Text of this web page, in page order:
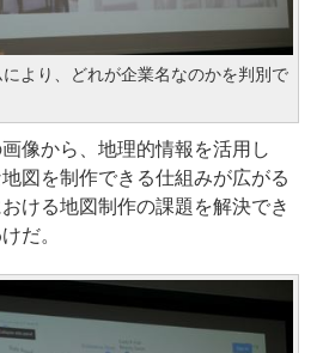
より、どれが企業名なのかを判別で
像から、地理的情報を活用し
図を制作できる仕組みが広がる
ける地図制作の課題を解決でき
だ。